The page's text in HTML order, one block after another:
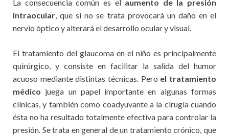
La consecuencia común es el aumento de la presión
intraocular , que si no se trata provocará un daño en el
nervio óptico y alterará el desarrollo ocular y visual.
El tratamiento del glaucoma en el niño es principalmente
quirúrgico, y consiste en facilitar la salida del humor
acuoso mediante distintas técnicas. Pero el tratamiento
médico juega un papel importante en algunas formas
clínicas, y también como coadyuvante a la cirugía cuando
ésta no ha resultado totalmente efectiva para controlar la
presión. Se trata en general de un tratamiento crónico, que